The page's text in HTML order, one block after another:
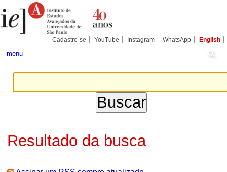
para
conteúdo.
Pessoais
Cadastre-se YouTube Instagram WhatsApp English
menu
Resultado da busca